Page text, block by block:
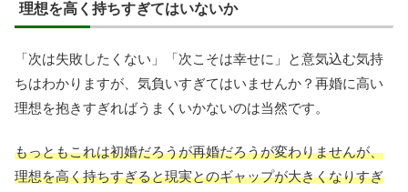
理想を高く持ちすぎてはいないか
「次は失敗したくない」「次こそは幸せに」と意気込む気持
ちはわかりますが、気負いすぎてはいませんか？再婚に高い
理想を抱きすぎればうまくいかないのは当然です。
もっともこれは初婚だろうが再婚だろうが変わりませんが、
理想を高く持ちすぎると現実とのギャップが大きくなりすぎ